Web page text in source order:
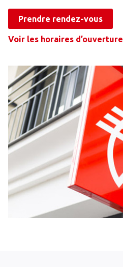
Prendre rendez-vous
Voir les horaires d’ouverture